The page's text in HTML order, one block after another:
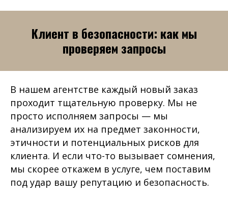
Клиент в безопасности: как мы
проверяем запросы
В нашем агентстве каждый новый заказ
проходит тщательную проверку. Мы не
просто исполняем запросы — мы
анализируем их на предмет законности,
этичности и потенциальных рисков для
клиента. И если что-то вызывает сомнения,
мы скорее откажем в услуге, чем поставим
под удар вашу репутацию и безопасность.